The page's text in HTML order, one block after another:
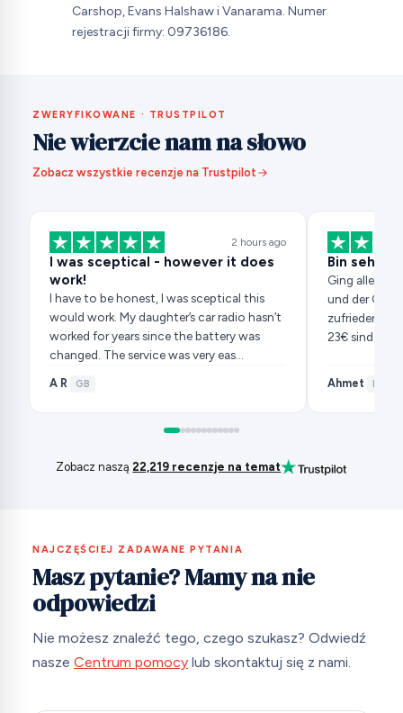
Carshop, Evans Halshaw i Vanarama. Numer
rejestracji firmy: 09736186.
ZWERYFIKOWANE · TRUSTPILOT
Nie wierzcie nam na słowo
Zobacz wszystkie recenzje na Trustpilot
2 hours ago
I was sceptical - however it does
work!
I have to be honest, I was sceptical this
would work. My daughter’s car radio hasn’t
worked for years since the battery was
changed. The service was very eas…
A R· GB
Bin sehr
Ging alles
und der Code
zufrieden mit
23€ sind
Ahmet· DE
Zobacz naszą22,219 recenzje na temat
NAJCZĘŚCIEJ ZADAWANE PYTANIA
Masz pytanie? Mamy na nie
odpowiedzi
Nie możesz znaleźć tego, czego szukasz? Odwiedź
nasze Centrum pomocy lub skontaktuj się z nami.